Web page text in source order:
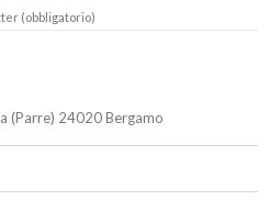
(obbligatorio)
(Parre) 24020 Bergamo